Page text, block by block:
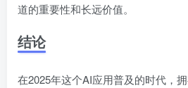
道的重要性和长远价值。
结论
在2025年这个AI应用普及的时代，